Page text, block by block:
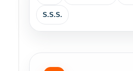
S.S.S.